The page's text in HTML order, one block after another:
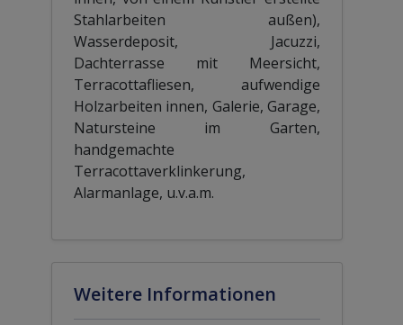
Stahlarbeiten außen),
Wasserdeposit, Jacuzzi,
Dachterrasse mit Meersicht,
Terracottafliesen, aufwendige
Holzarbeiten innen, Galerie, Garage,
Natursteine im Garten,
handgemachte
Terracottaverklinkerung,
Alarmanlage, u.v.a.m.
Weitere Informationen